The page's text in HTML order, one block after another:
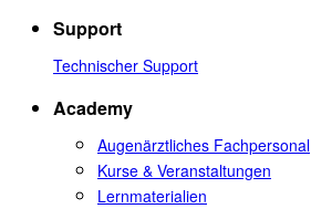
Support
Technischer Support
Academy
Augenärztliches Fachpersonal
Kurse & Veranstaltungen
Lernmaterialien